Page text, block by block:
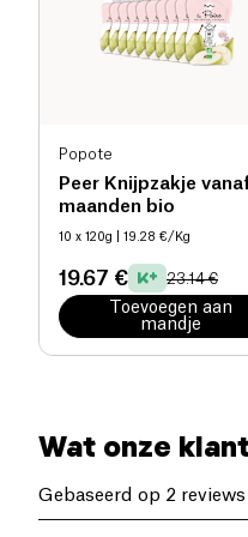
Popote
Peer Knijpzakje
maanden bio
10 x 120g | 19.28 €/Kg
19.67 € 23.14 €
Toevoegen aan
mandje
Wat onze
Gebaseerd op 2 reviews